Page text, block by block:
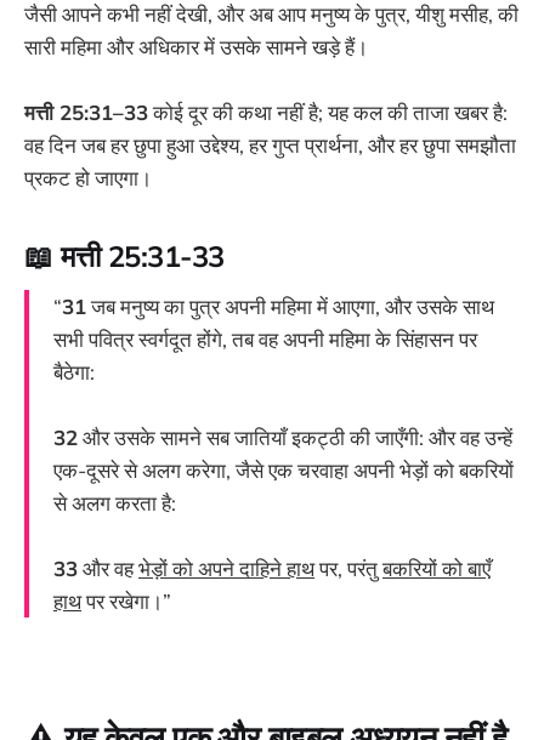
जैसी आपने कभी नहीं देखी, और अब आप मनुष्य के पुत्र, यीशु मसीह, की
सारी महिमा और अधिकार में उसके सामने खड़े हैं।
मत्ती 25:31–33कोई दूर की कथा नहीं है; यह कल की ताजा खबर है:
वह दिन जब हर छुपा हुआ उद्देश्य, हर गुप्त प्रार्थना, और हर छुपा समझौता
प्रकट हो जाएगा।
📖 मत्ती 25:31-33
“31जब मनुष्य का पुत्र अपनी महिमा में आएगा, और उसके साथ
सभी पवित्र स्वर्गदूत होंगे, तब वह अपनी महिमा के सिंहासन पर
बैठेगा:
32और उसके सामने सब जातियाँ इकट्ठी की जाएँगी: और वह उन्हें
एक-दूसरे से अलग करेगा, जैसे एक चरवाहा अपनी भेड़ों को बकरियों
से अलग करता है:
33और वहभेड़ों को अपने दाहिने हाथपर, परंतुबकरियों को बाएँ
हाथपर रखेगा।”